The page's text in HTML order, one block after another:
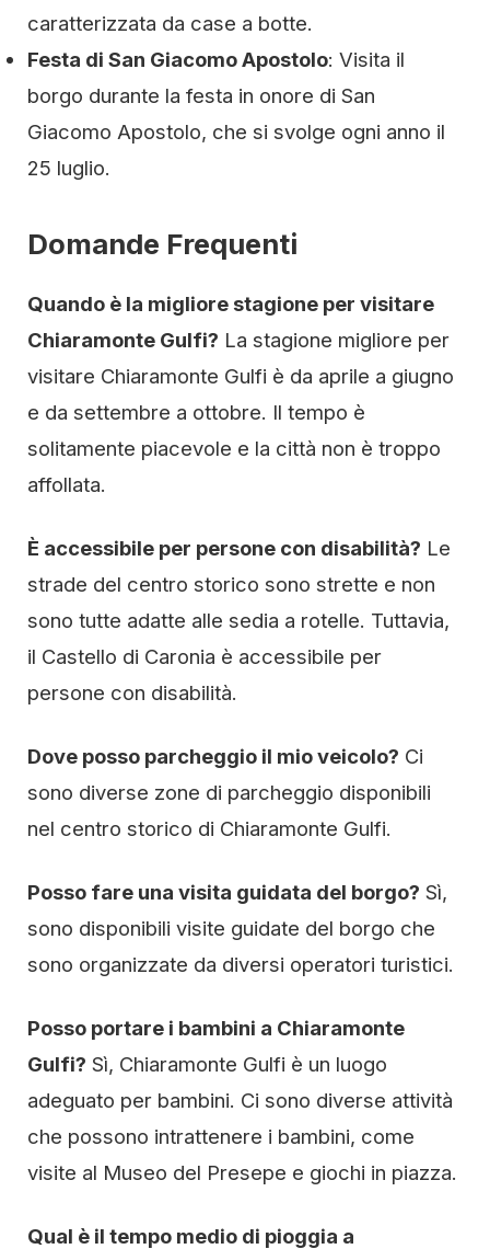
caratterizzata da case a botte.
Festa di San Giacomo Apostolo: Visita il
borgo durante la festa in onore di San
Giacomo Apostolo, che si svolge ogni anno il
25 luglio.
Domande Frequenti
Quando è la migliore stagione per visitare
Chiaramonte Gulfi? La stagione migliore per
visitare Chiaramonte Gulfi è da aprile a giugno
e da settembre a ottobre. Il tempo è
solitamente piacevole e la città non è troppo
affollata.
È accessibile per persone con disabilità? Le
strade del centro storico sono strette e non
sono tutte adatte alle sedia a rotelle. Tuttavia,
il Castello di Caronia è accessibile per
persone con disabilità.
Dove posso parcheggio il mio veicolo? Ci
sono diverse zone di parcheggio disponibili
nel centro storico di Chiaramonte Gulfi.
Posso fare una visita guidata del borgo? Sì,
sono disponibili visite guidate del borgo che
sono organizzate da diversi operatori turistici.
Posso portare i bambini a Chiaramonte
Gulfi? Sì, Chiaramonte Gulfi è un luogo
adeguato per bambini. Ci sono diverse attività
che possono intrattenere i bambini, come
visite al Museo del Presepe e giochi in piazza.
Qual è il tempo medio di pioggia a